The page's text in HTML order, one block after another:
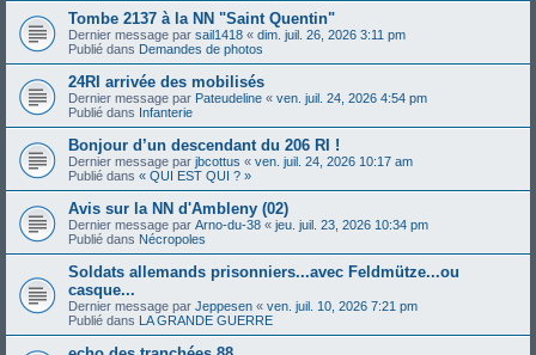
Tombe 2137 à la NN "Saint Quentin"
Dernier message par sail1418 « dim. juil. 26, 2026 3:11 pm
Publié dans Demandes de photos
24RI arrivée des mobilisés
Dernier message par Pateudeline « ven. juil. 24, 2026 4:54 pm
Publié dans Infanterie
Bonjour d’un descendant du 206 RI !
Dernier message par jbcottus « ven. juil. 24, 2026 10:17 am
Publié dans « QUI EST QUI ? »
Avis sur la NN d'Ambleny (02)
Dernier message par Arno-du-38 « jeu. juil. 23, 2026 10:34 pm
Publié dans Nécropoles
Soldats allemands prisonniers...avec Feldmütze...ou
casque...
Dernier message par Jeppesen « ven. juil. 10, 2026 7:21 pm
Publié dans LA GRANDE GUERRE